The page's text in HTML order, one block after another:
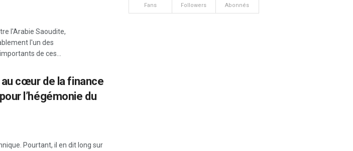
l'Arabie Saoudite,
l'un des
de ces...
au cœur de la finance
l’hégémonie du
Pourtant, il en dit long sur
Fans Followers Abonnés